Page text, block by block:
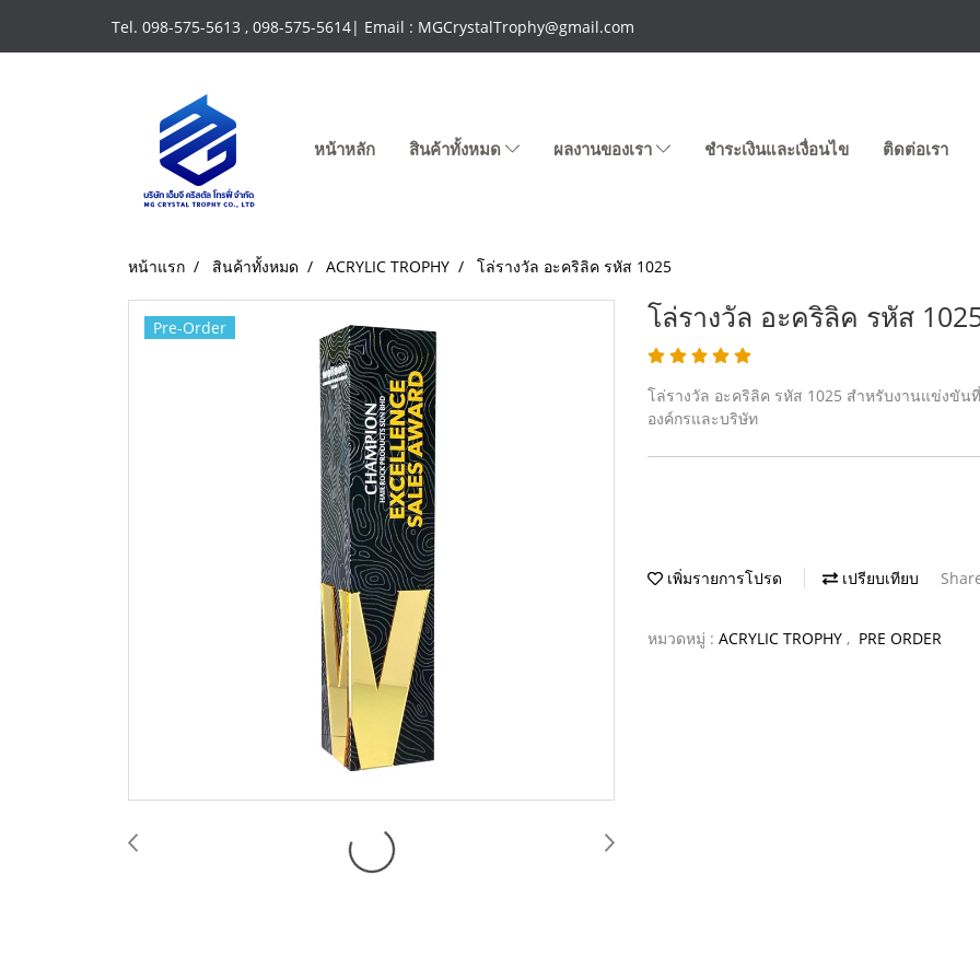
Tel. 098-575-5613 , 098-575-5614| Email : MGCrystalTrophy@gmail.com
หน้าหลัก สินค้าทั้งหมด ผลงานของเรา ชำระเงินและเงื่อนไข ติดต่อเรา
หน้าแรก สินค้าทั้งหมด ACRYLIC TROPHY โล่รางวัล อะคริลิค รหัส 1025
Pre-Order โล่รางวัล อะคริลิค รหัส
โล่รางวัล อะคริลิค รหัส 1025 สำหรับงานแข่งขั
องค์กรและบริษัท
เพิ่มรายการโปรด เปรียบเทียบ
หมวดหมู่ : ACRYLIC TROPHY , PRE ORDER